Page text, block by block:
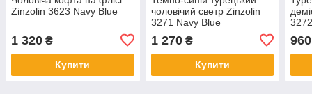
Zinzolin 3623 Navy Blue
1 320 ₴
Купити
чоловічий светр Zinzolin
3271 Navy Blue
1 270₴
Купити
960